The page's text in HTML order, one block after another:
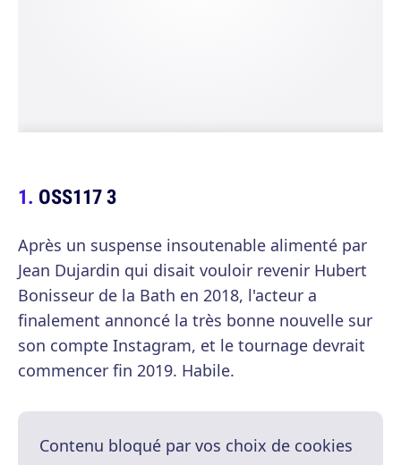
OSS117 3
Après un suspense insoutenable alimenté par
Jean Dujardin qui disait vouloir revenir Hubert
Bonisseur de la Bath en 2018, l'acteur a
finalement annoncé la très bonne nouvelle sur
son compte Instagram, et le tournage devrait
commencer fin 2019. Habile.
Contenu bloqué par vos choix de cookies